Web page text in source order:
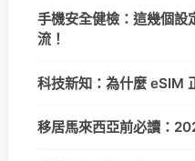
手機安全健檢：這幾個設
流！
科技新知：為什麼 eSIM
移居馬來西亞前必讀：